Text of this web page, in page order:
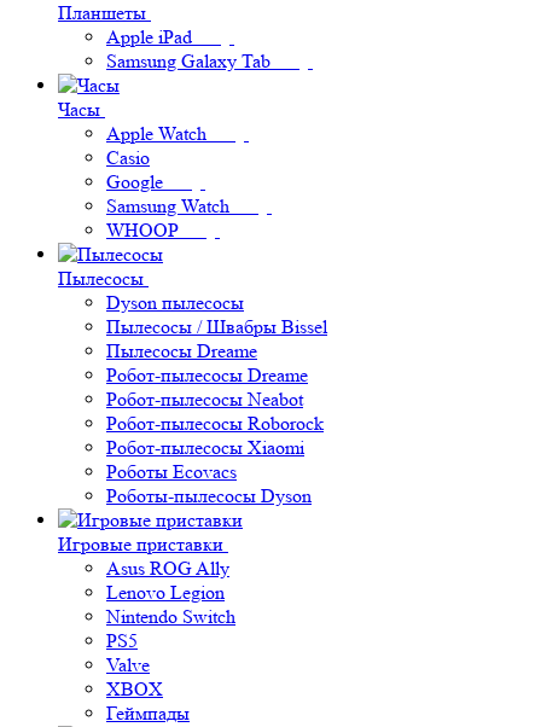
Планшеты
Apple iPad
Samsung Galaxy Tab
Часы
Apple Watch
Casio
Google
Samsung Watch
WHOOP
Пылесосы
Dyson пылесосы
Пылесосы / Швабры Bissel
Пылесосы Dreame
Робот-пылесосы Dreame
Робот-пылесосы Neabot
Робот-пылесосы Roborock
Робот-пылесосы Xiaomi
Роботы Ecovacs
Роботы-пылесосы Dyson
Игровые приставки
Asus ROG Ally
Lenovo Legion
Nintendo Switch
PS5
Valve
XBOX
Геймпады